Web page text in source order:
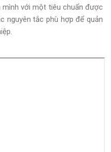
với một tiêu chuẩn được
nguyên tắc phù hợp để quản